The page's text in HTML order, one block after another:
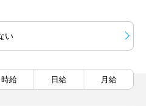
い
時給 日給 月給